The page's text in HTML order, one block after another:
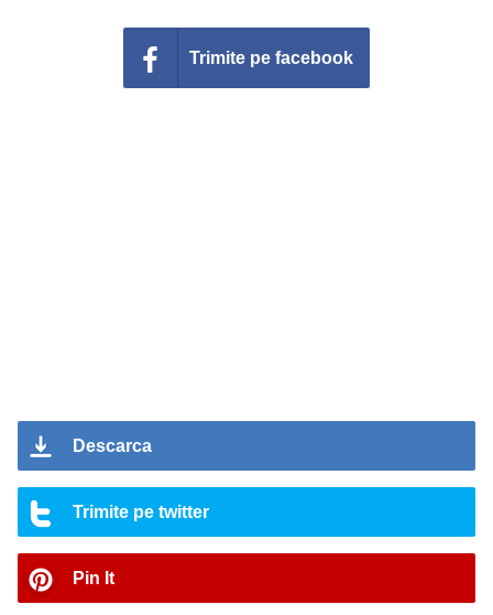
Trimite pe facebook
Descarca
Trimite pe twitter
Pin It